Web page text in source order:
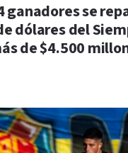
ganadores se
dólares del
de $4.500